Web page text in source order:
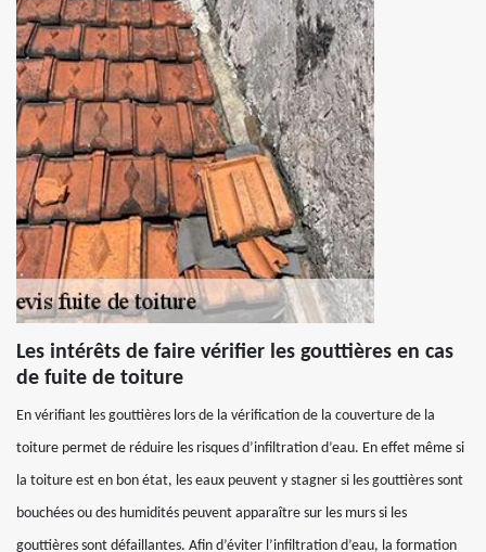
Les intérêts de faire vérifier les gouttières en cas
de fuite de toiture
En vérifiant les gouttières lors de la vérification de la couverture de la
toiture permet de réduire les risques d’infiltration d’eau. En effet même si
la toiture est en bon état, les eaux peuvent y stagner si les gouttières sont
bouchées ou des humidités peuvent apparaître sur les murs si les
gouttières sont défaillantes. Afin d’éviter l’infiltration d’eau, la formation